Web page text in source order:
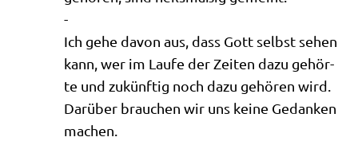
-
Ich gehe davon aus, dass Gott selbst sehen
kann, wer im Lau­fe der Zei­ten dazu gehör­
te und zukünf­tig noch dazu gehö­ren wird.
Dar­über brau­chen wir uns kei­ne Gedan­ken
machen.